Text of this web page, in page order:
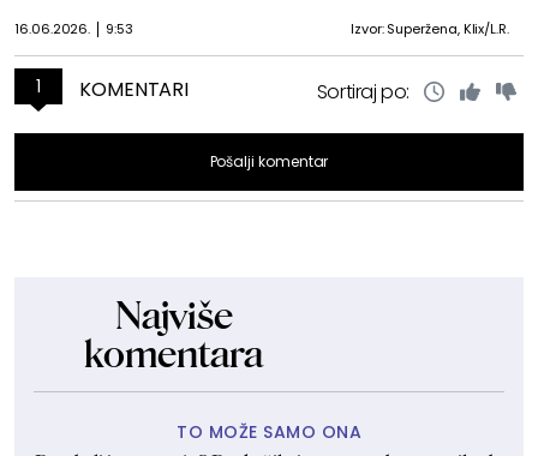
16.06.2026. 9:53 Izvor: Superžena, Klix/L.R.
1 KOMENTARI Sortiraj po:
Pošalji komentar
Najviše
komentara
TO MOŽE SAMO ONA